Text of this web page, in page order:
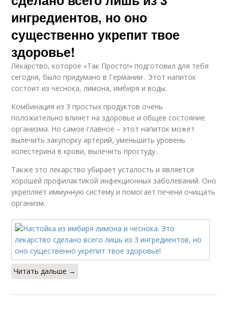
ингредиентов, но оно
существенно укрепит твое
здоровье!
Лекарство, которое «Так Просто!» подготовил для тебя
сегодня, было придумано в Германии . Этот напиток
состоит из чеснока, лимона, имбиря и воды.
Комбинация из 3 простых продуктов очень
положительно влияет на здоровье и общее состояние
организма. Но самое главное – этот напиток может
вылечить закупорку артерий, уменьшить уровень
холестерина в крови, вылечить простуду .
Также это лекарство убирает усталость и является
хорошей профилактикой инфекционных заболеваний. Оно
укрепляет иммунную систему и помогает печени очищать
организм.
Читать дальше →